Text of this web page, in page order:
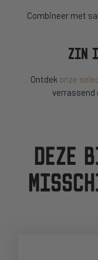
Combineer met
ZIN
Ontdek onze
verrassend
DEZE